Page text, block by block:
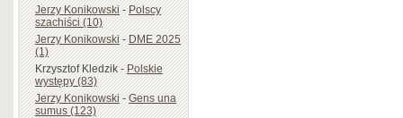
Jerzy Konikowski-Polscy
szachiści (10)
Jerzy Konikowski-DME 2025
(1)
Krzysztof Kledzik-Polskie
występy (83)
Jerzy Konikowski-Gens una
sumus (123)